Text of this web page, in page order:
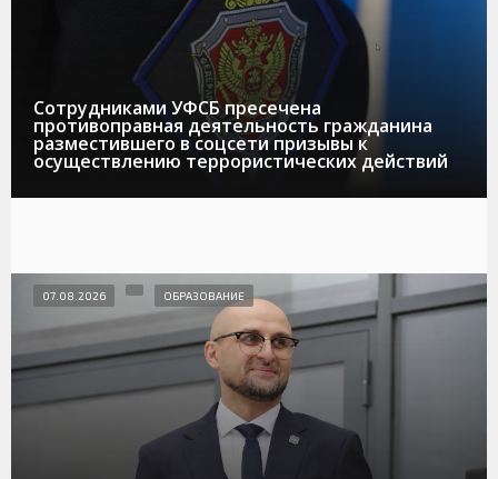
Сотрудниками УФСБ пресечена
противоправная деятельность гражданина
разместившего в соцсети призывы к
осуществлению террористических действий
07.08.2026 ОБРАЗОВАНИЕ